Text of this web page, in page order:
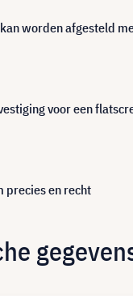
kan worden afgesteld
voor een
precies en recht